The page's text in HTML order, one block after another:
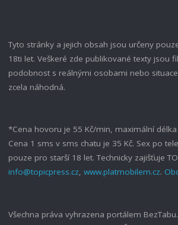
Tyto stránky a jejich obsah jsou určeny
18ti let. Veškeré zde publikované texty jsou
podobnost s reálnými osobami nebo
zcela náhodná.
*Cena hovoru je 55 Kč/min, maximální
Cena 1 sms v sms chatu je 35 Kč. Sex po
pouze pro starší 18 let. Technicky zajišťuje
info@topicpress.cz, www.platmobilem.cz.
Všechna práva vyhrazena portálem